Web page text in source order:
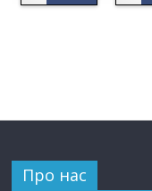
Про нас